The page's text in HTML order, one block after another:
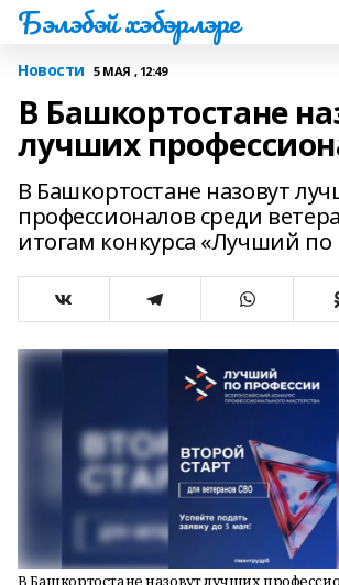
Бэлэбэй хэбэрлэре
Новости 5 МАЯ , 12:49
В Башкортостане
лучших
В Башкортостане назовут
профессионалов среди
итогам конкурса «Лучший по
В Башкортостане назовут лучших